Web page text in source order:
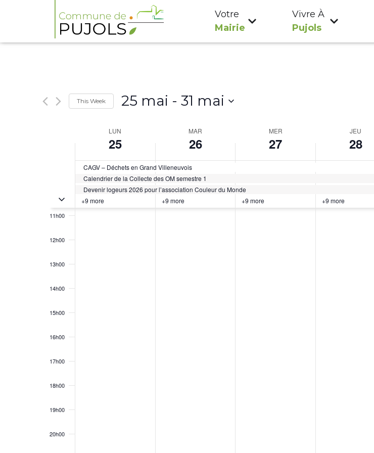
Votre
Mairie
Vivre À
Pujols
This Week 25 mai - 31 mai
Évènements
LUN
25
MAR
26
MER
27
JEU
28
Toggle multiday évènements
CAGV – Déchets en Grand Villeneuvois
Calendrier de la Collecte des OM semestre 1
Devenir logeurs 2026 pour l’association Couleur du Monde
+9 more
+9 more +9 more +9 more
3h00
4h00
11h00
12h00
13h00
14h00
15h00
16h00
17h00
18h00
19h00
20h00